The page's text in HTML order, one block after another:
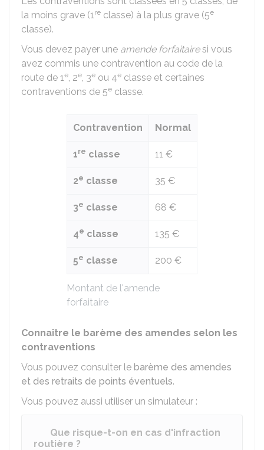
la moins grave (1re classe) à la plus grave (5e
classe).
Vous devez payer une amende forfaitairesi vous
avez commis une contravention au code de la
route de 1e, 2e, 3e ou 4e classe et certaines
contraventions de 5e classe.
Montant de l'amende
forfaitaire
Contravention Normal
1re classe 11 €
2e classe 35 €
3e classe 68 €
4e classe 135 €
5e classe 200 €
Connaître le barème des amendes selon les
contraventions
Vous pouvez consulter le barème des amendes
et des retraits de points éventuels.
Vous pouvez aussi utiliser un simulateur :
Que risque-t-on en cas d'infraction
routière ?